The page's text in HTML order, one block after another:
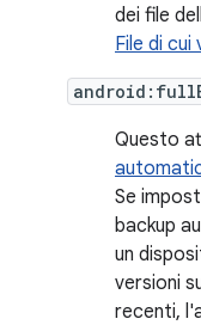
dei file
File di cui
Questo
Se
backup
un
versioni
recenti,